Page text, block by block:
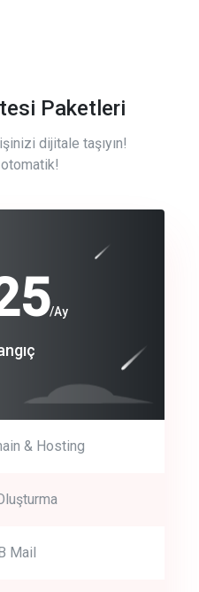
Paketleri
dijitale taşıyın!
otomatik!
/Ay
& Hosting
Mail